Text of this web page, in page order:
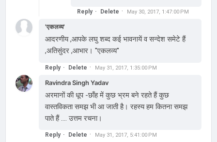
Reply Delete May 30, 2017, 1:47:00 PM
'एकलव्य'
आदरणीय ,आपके लघु शब्द कई भावनायें व सन्देश समेटे हैं
,अतिसुंदर ,आभार। ''एकलव्य''
Reply Delete May 31, 2017, 1:35:00 PM
Ravindra Singh Yadav
अरमानों की धूप -छाँह में कुछ भ्रम बने रहते हैं कुछ
वास्तविकता समझ भी आ जाती है। रहस्य हम कितना समझ
पाते हैं .... उत्तम रचना।
Reply Delete May 31, 2017, 5:41:00 PM